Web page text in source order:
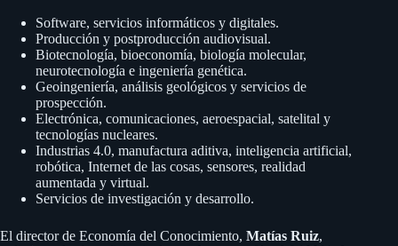
Software, servicios informáticos y digitales.
Producción y postproducción audiovisual.
Biotecnología, bioeconomía, biología molecular,
neurotecnología e ingeniería genética.
Geoingeniería, análisis geológicos y servicios de
prospección.
Electrónica, comunicaciones, aeroespacial, satelital y
tecnologías nucleares.
Industrias 4.0, manufactura aditiva, inteligencia artificial,
robótica, Internet de las cosas, sensores, realidad
aumentada y virtual.
Servicios de investigación y desarrollo.
El director de Economía del Conocimiento, Matías Ruiz,